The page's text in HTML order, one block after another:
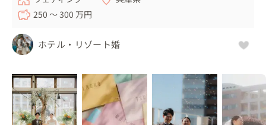
250 〜 300 万円
ホテル・リゾート婚